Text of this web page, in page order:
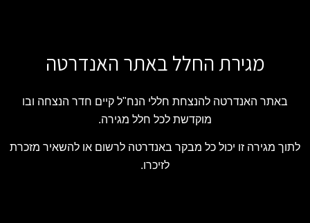
מגירת החלל באתר האנדרטה
באתר האנדרטה להנצחת חללי הנח"ל קיים חדר הנצחה ובו
מוקדשת לכל חלל מגירה.
לתוך מגירה זו יכול כל מבקר באנדרטה לרשום או להשאיר מזכרת
לזיכרו.